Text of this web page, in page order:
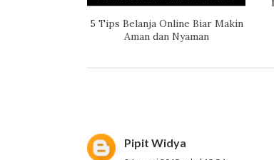
5 Tips Belanja Online Biar Makin
Aman dan Nyaman
Pipit Widya